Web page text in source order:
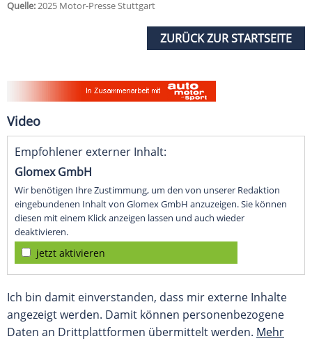
Quelle:2025 Motor-Presse Stuttgart
ZURÜCK ZUR STARTSEITE
Video
Empfohlener externer Inhalt:
Glomex GmbH
Wir benötigen Ihre Zustimmung, um den von unserer Redaktion
eingebundenen Inhalt von Glomex GmbH anzuzeigen. Sie können
diesen mit einem Klick anzeigen lassen und auch wieder
deaktivieren.
jetzt aktivieren
Ich bin damit einverstanden, dass mir externe Inhalte
angezeigt werden. Damit können personenbezogene
Daten an Drittplattformen übermittelt werden. Mehr